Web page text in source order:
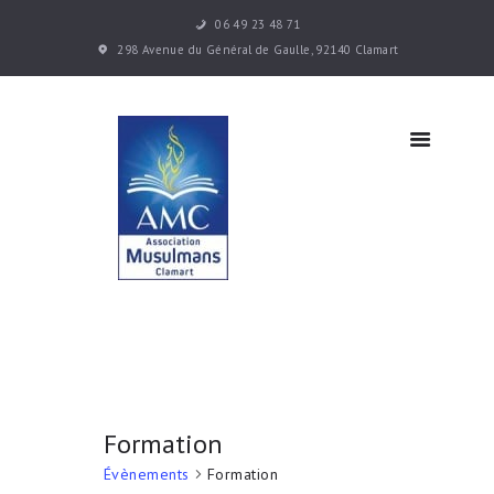
06 49 23 48 71
298 Avenue du Général de Gaulle, 92140 Clamart
Accueil
Les cours
pratiques
Actualités
Contacts
Formation
Évènements Formation